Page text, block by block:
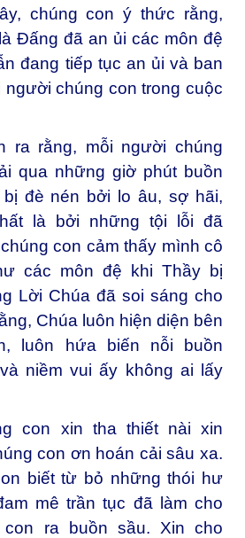
chúng con ý thức rằng,
Đấng đã an ủi các môn đệ
đang tiếp tục an ủi và ban
người chúng con trong cuộc
ra rằng, mỗi người chúng
qua những giờ phút buồn
đè nén bởi lo âu, sợ hãi,
là bởi những tội lỗi đã
con cảm thấy mình cô
các môn đệ khi Thầy bị
Lời Chúa đã soi sáng cho
Chúa luôn hiện diện bên
luôn hứa biến nỗi buồn
niềm vui ấy không ai lấy
con xin tha thiết nài xin
con ơn hoán cải sâu xa.
biết từ bỏ những thói hư
mê trần tục đã làm cho
ra buồn sầu. Xin cho